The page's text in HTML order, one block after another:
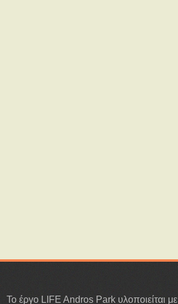
Το έργο LIFE Andros Park υλοποιείται με